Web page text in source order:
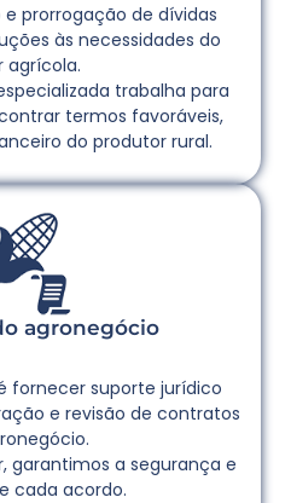
prorrogação de dívidas
às necessidades do
agrícola.
trabalha para
termos favoráveis,
do produtor rural.
agronegócio
fornecer suporte jurídico
e revisão de contratos
garantimos a segurança e
cada acordo.